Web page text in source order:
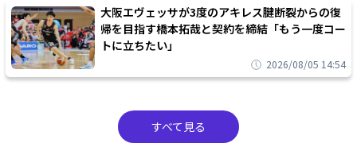
大阪エヴェッサが3度のアキレス腱断裂からの復
帰を目指す橋本拓哉と契約を締結「もう一度コー
トに立ちたい」
2026/08/05 14:54
すべて見る